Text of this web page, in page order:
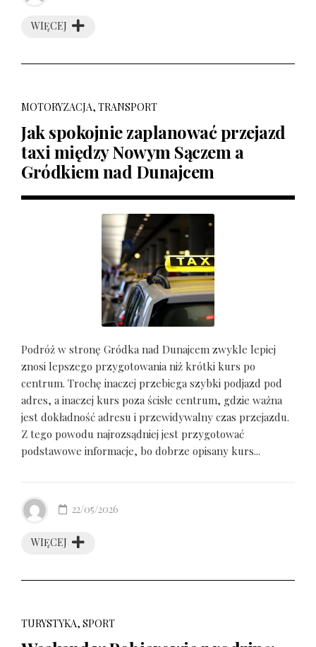
WIĘCEJ
MOTORYZACJA, TRANSPORT
Jak spokojnie zaplanować przejazd
taxi między Nowym Sączem a
Gródkiem nad Dunajcem
Podróż w stronę Gródka nad Dunajcem zwykle lepiej
znosi lepszego przygotowania niż krótki kurs po
centrum. Trochę inaczej przebiega szybki podjazd pod
adres, a inaczej kurs poza ścisłe centrum, gdzie ważna
jest dokładność adresu i przewidywalny czas przejazdu.
Z tego powodu najrozsądniej jest przygotować
podstawowe informacje, bo dobrze opisany kurs...
WIĘCEJ
22/05/2026
TURYSTYKA, SPORT